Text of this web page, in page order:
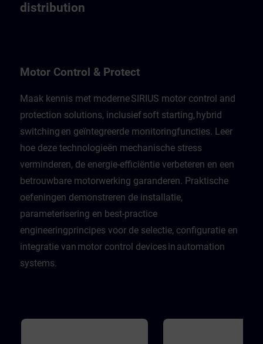
distribution
Motor Control & Protect
Maak kennis met moderne SIRIUS motor control and
protection solutions, inclusief soft starting, hybrid
switching en geïntegreerde monitoringfuncties. Leer
hoe deze technologieën mechanische stress
verminderen, de energie-efficiëntie verbeteren en een
betrouwbare motorwerking garanderen. Praktische
oefeningen demonstreren de installatie,
parameterisering en best-practice
engineeringprincipes voor de selectie, configuratie en
integratie van motor control devices in automation
systems.